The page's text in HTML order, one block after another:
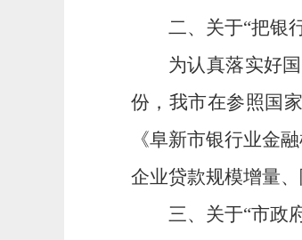
二、关于“把银
为认真落实好
份，我市在参照国
《阜新市银行业金
企业贷款规模增量
三、关于“市政